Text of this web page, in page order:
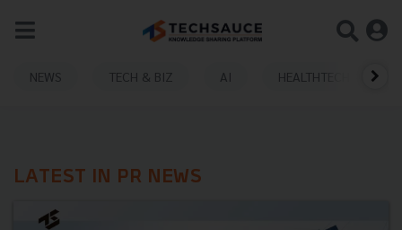
NEWS TECH & BIZ AI HEALTHTECH
LATEST IN PR NEWS